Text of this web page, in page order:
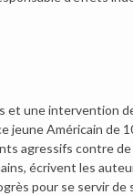
et une intervention
Américain de
agressifs contre
écrivent les
pour se servir de